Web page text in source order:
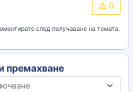
0
след получаване на темата.
премахване